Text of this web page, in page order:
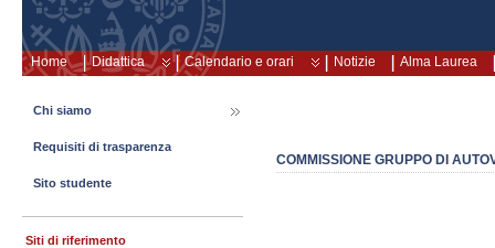
Home Didattica Calendario e orari Notizie Alma Laurea
COMMISSIONE GRUPPO DI
Chi siamo
Requisiti di trasparenza
Sito studente
Siti di riferimento